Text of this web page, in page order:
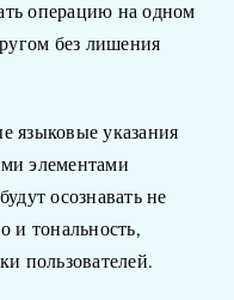
операцию на одном
без лишения
языковые указания
элементами
осознавать не
и тональность,
пользователей.